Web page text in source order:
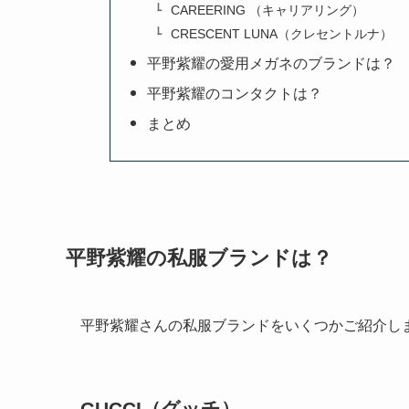
CAREERING （キャリアリング）
CRESCENT LUNA（クレセントルナ）
平野紫耀の愛用メガネのブランドは？
平野紫耀のコンタクトは？
まとめ
平野紫耀の私服ブランドは？
平野紫耀さんの私服ブランドをいくつかご紹介し